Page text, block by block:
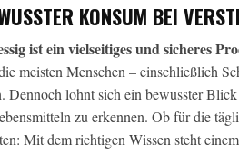
KONSUM BEI
ist ein vielseitiges und sicheres
meisten Menschen – einschließlich
Dennoch lohnt sich ein bewusster
zu erkennen. Ob für die
Mit dem richtigen Wissen steht